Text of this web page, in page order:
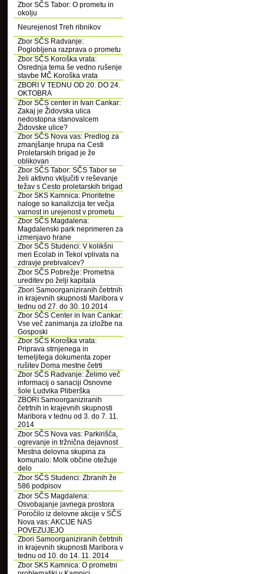
Zbor SČS Tabor: O prometu in
okolju
Neurejenost Treh ribnikov
Zbor SČS Radvanje:
Poglobljena razprava o prometu
Zbor SČS Koroška vrata:
Osrednja tema še vedno rušenje
stavbe MČ Koroška vrata
ZBORI V TEDNU OD 20. DO 24.
OKTOBRA
Zbor SČS center in Ivan Cankar:
Zakaj je Židovska ulica
nedostopna stanovalcem
Židovske ulice?
Zbor SČS Nova vas: Predlog za
zmanjšanje hrupa na Cesti
Proletarskih brigad je že
oblikovan
Zbor SČS Tabor: SČS Tabor se
želi aktivno vključiti v reševanje
težav s Cesto proletarskih brigad
Zbor SKS Kamnica: Prioritetne
naloge so kanalizcija ter večja
varnost in urejenost v prometu
Zbor SČS Magdalena:
Magdalenski park neprimeren za
izmenjavo hrane
Zbor SČS Studenci: V kolikšni
meri Ecolab in Tekol vplivata na
zdravje prebivalcev?
Zbor SČS Pobrežje: Prometna
ureditev po želji kapitala
Zbori Samoorganiziranih četrtnih
in krajevnih skupnosti Maribora v
tednu od 27. do 30. 10.2014
Zbor SČS Center in Ivan Cankar:
Vse več zanimanja za izložbe na
Gosposki
Zbor SČS Koroška vrata:
Priprava strnjenega in
temeljitega dokumenta zoper
rušitev Doma mestne četrti
Zbor SČS Radvanje: Želimo več
informacij o sanaciji Osnovne
šole Ludvika Pliberška
ZBORI Samoorganiziranih
četrtnih in krajevnih skupnosti
Maribora v tednu od 3. do 7. 11.
2014
Zbor SČS Nova vas: Parkirišča,
ogrevanje in tržnična dejavnost
Mestna delovna skupina za
komunalo: Molk občine otežuje
delo
Zbor SČS Studenci: Zbranih že
586 podpisov
Zbor SČS Magdalena:
Osvobajanje javnega prostora
Poročilo iz delovne akcije v SČS
Nova vas: AKCIJE NAS
POVEZUJEJO
Zbori Samoorganiziranih četrtnih
in krajevnih skupnosti Maribora v
tednu od 10. do 14. 11. 2014
Zbor SKS Kamnica: O prometni